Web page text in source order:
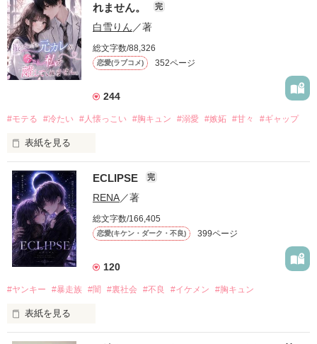
れません。
完
白雪りん ／著
総文字数/88,326
恋愛(ラブコメ) 352ページ
244
#モテる #冷たい #人懐っこい #胸キュン #溺愛 #嫉妬 #甘々 #ギャップ
表紙を見る
「好きだったから、別れを選んだ。」
モテる人を好きになるのが怖かった。
だから私は、中学時代に大好きだった彼を自分から振った。
もう会うことはないと思っていたのに、
高校生になって再会した彼は、隣の学校で”王子様”と呼ばれる
他の女の子には冷たいのに
私にだけ昔と変わらない笑顔を向けてくる。
ECLIPSE 完
RENA／著
総文字数/166,405
恋愛(キケン・ダーク・不良) 399ページ
120
#ヤンキー #暴走族 #闇 #裏社会 #不良 #イケメン #胸キュン
表紙を見る
表紙画像はAIです